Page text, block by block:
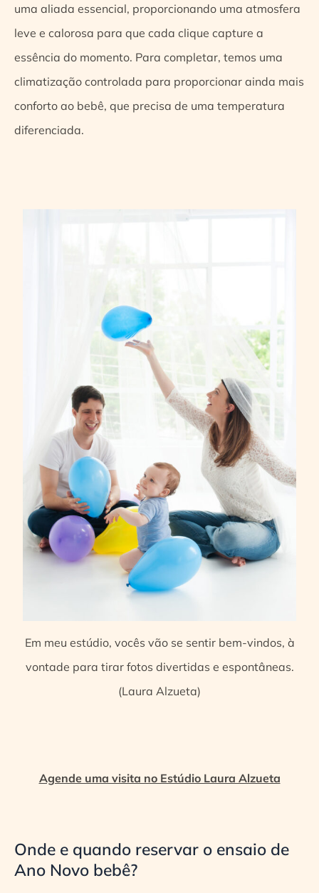
uma aliada essencial, proporcionando uma atmosfera
leve e calorosa para que cada clique capture a
essência do momento. Para completar, temos uma
climatização controlada para proporcionar ainda mais
conforto ao bebê, que precisa de uma temperatura
diferenciada.
Em meu estúdio, vocês vão se sentir bem-vindos, à
vontade para tirar fotos divertidas e espontâneas.
(Laura Alzueta)
Agende uma visita no Estúdio Laura Alzueta
Onde e quando reservar o ensaio de
Ano Novo bebê?